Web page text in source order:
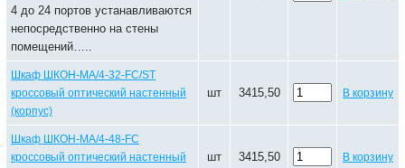
4 до 24 портов устанавливаются
непосредственно на стены
помещений…..
Шкаф ШКОН-МА/4-32-FC/ST
кроссовый оптический настенный
(корпус)
шт 3415,50 В корзину
Шкаф ШКОН-МА/4-48-FC
кроссовый оптический настенный
шт 3415,50 В корзину